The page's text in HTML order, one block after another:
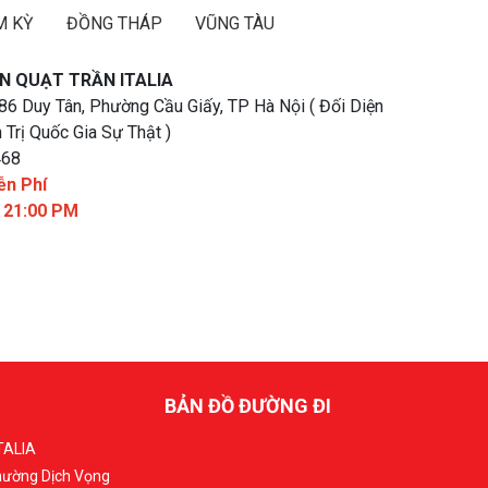
KỲ ĐỒNG THÁP VŨNG TÀU
QUẠT TRẦN ITALIA
Duy Tân, Phường Cầu Giấy, TP Hà Nội ( Đối Diện
Trị Quốc Gia Sự Thật )
Phí
PM
Dịch Vọng
BẢN ĐỒ ĐƯỜNG ĐI